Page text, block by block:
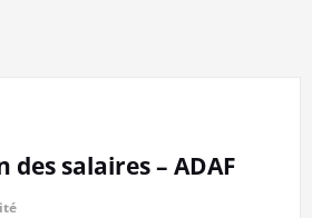
salaires – ADAF